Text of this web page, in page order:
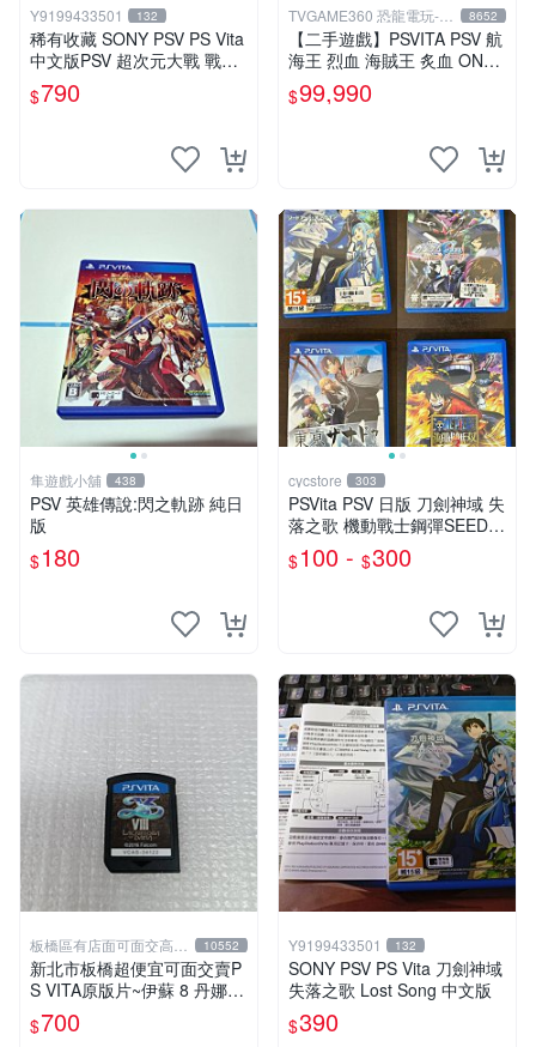
Y9199433501 132
稀有收藏 SONY PSV PS Vita
中文版PSV 超次元大戰 戰機
少女 VS Sega主機娘夢幻合
體特別版
$790
TVGAME360 恐龍電玩-台
中店
8652
【二手遊戲】PSVITA PSV 航
海王 烈血 海賊王 炙血 ONE
PIECE BURNING BLOOD 中
文版
$99,990
隼遊戲小舖 438
PSV 英雄傳說:閃之軌跡 純日
版
$180
cycstore 303
PSVita PSV 日版 刀劍神域 失
落之歌 機動戰士鋼彈SEED
東京幻都 海賊無雙3 經典熱
血動作 RPG
$100 - $300
板橋區有店面可面交高價
回收電玩
10552
新北市板橋超便宜可面交賣P
S VITA原版片~伊蘇 8 丹娜的
隕涕日 中文版~~實體店面可
面交
$700
Y9199433501 132
SONY PSV PS Vita 刀劍神域
失落之歌 Lost Song 中文版
$390